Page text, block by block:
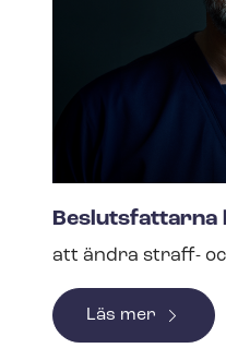
att ändra straff-
Läs mer